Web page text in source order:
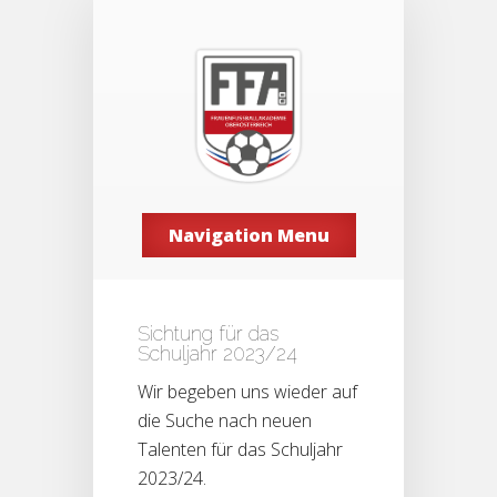
Navigation Menu
Sichtung für das
Schuljahr 2023/24
Wir begeben uns wieder auf
die Suche nach neuen
Talenten für das Schuljahr
2023/24.